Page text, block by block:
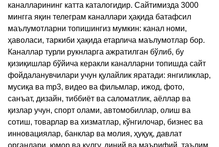
каналларининг катта каталогидир. Сайтимизда 3000
мингга яқин телеграм каналлари ҳақида батафсил
маълумотларни топишингиз мумкин: канал номи,
ҳаволаси, таркиби ҳақида етарлича маълумотлар бор.
Каналлар турли рукнларга ажратилган бўлиб, бу
қизиқишлар бўйича керакли каналларни топишда сайт
фойдаланувчилари учун қулайлик яратади: янгиликлар,
мусиқа ва mp3, видео ва фильмлар, ижод, фото,
санъат, дизайн, тиббиёт ва саломатлик, аёллар ва
қизлар учун, спорт олами, автомобиллар, олиш ва
сотиш, товарлар ва хизматлар, кўнгилочар, бизнес ва
инновациялар, банклар ва молия, ҳуқуқ, давлат
органлари, юмор ва кулгу, диний ва маърифий, таълим